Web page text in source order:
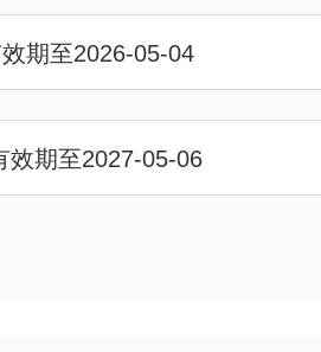
期至2026-05-04
效期至2027-05-06